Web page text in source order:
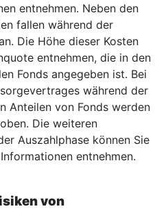
entnehmen. Neben den
fallen während der
Die Höhe dieser Kosten
entnehmen, die in den
Fonds angegeben ist. Bei
während der
Anteilen von Fonds werden
Die weiteren
Auszahlphase können Sie
entnehmen.
von